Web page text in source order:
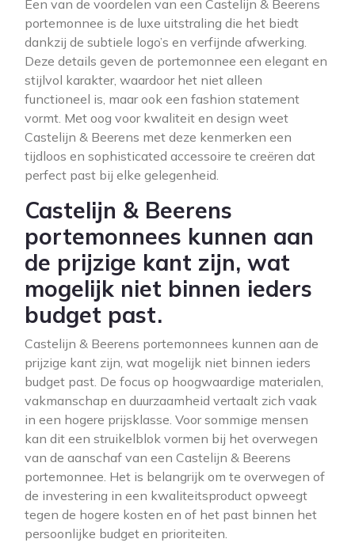
Een van de voordelen van een Castelijn & Beerens
portemonnee is de luxe uitstraling die het biedt
dankzij de subtiele logo’s en verfijnde afwerking.
Deze details geven de portemonnee een elegant en
stijlvol karakter, waardoor het niet alleen
functioneel is, maar ook een fashion statement
vormt. Met oog voor kwaliteit en design weet
Castelijn & Beerens met deze kenmerken een
tijdloos en sophisticated accessoire te creëren dat
perfect past bij elke gelegenheid.
Castelijn & Beerens
portemonnees kunnen aan
de prijzige kant zijn, wat
mogelijk niet binnen ieders
budget past.
Castelijn & Beerens portemonnees kunnen aan de
prijzige kant zijn, wat mogelijk niet binnen ieders
budget past. De focus op hoogwaardige materialen,
vakmanschap en duurzaamheid vertaalt zich vaak
in een hogere prijsklasse. Voor sommige mensen
kan dit een struikelblok vormen bij het overwegen
van de aanschaf van een Castelijn & Beerens
portemonnee. Het is belangrijk om te overwegen of
de investering in een kwaliteitsproduct opweegt
tegen de hogere kosten en of het past binnen het
persoonlijke budget en prioriteiten.